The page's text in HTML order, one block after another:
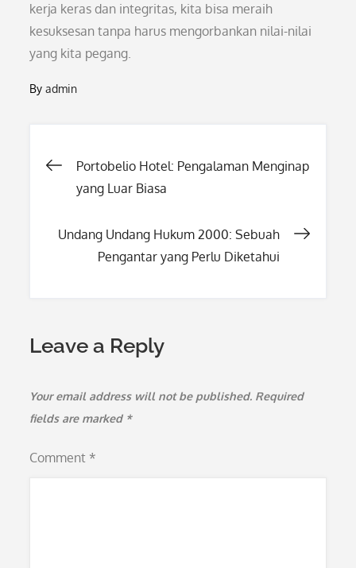
kerja keras dan integritas, kita bisa meraih
kesuksesan tanpa harus mengorbankan nilai-nilai
yang kita pegang.
Byadmin
Post
Portobelio Hotel: Pengalaman Menginap
yang Luar Biasa
Undang Undang Hukum 2000: Sebuah
Pengantar yang Perlu Diketahui
Leave a Reply
Your email address will not be published. Required
fields are marked *
Comment *